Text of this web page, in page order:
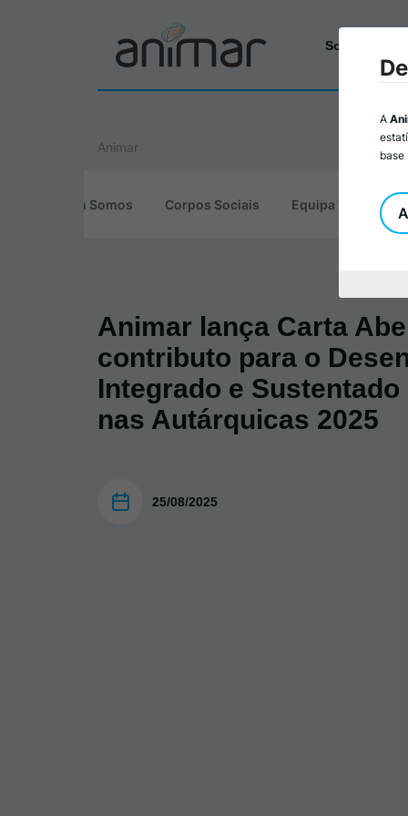
Sobre a
Animar
Quem Somos Corpos Sociais Equipa Técnica
Animar lança Carta
contributo para o
Integrado e
nas Autárquicas 2025
25/08/2025
A
base